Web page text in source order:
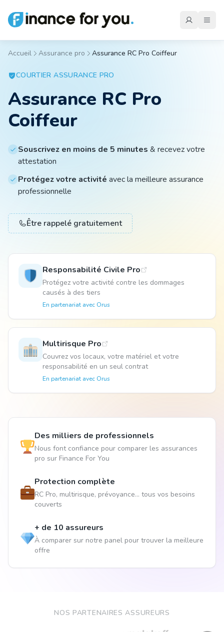
Emprunteur
Moto
Habitation
Animal
Pro
Accueil Assurance pro Assurance RC Pro Coiffeur
COURTIERASSURANCE PRO
Assurance RC Pro
Coiffeur
Souscrivez en moins de 5 minutes & recevez votre
attestation
Protégez votre activité avec la meilleure assurance
professionnelle
Être rappelé gratuitement
Responsabilité Civile Pro
Protégez votre activité contre les dommages
causés à des tiers
En partenariat avecOrus
Multirisque Pro
Couvrez vos locaux, votre matériel et votre
responsabilité en un seul contrat
En partenariat avecOrus
Des milliers de professionnels
Nous font confiance pour comparer les assurances
pro sur Finance For You
Protection complète
RC Pro, multirisque, prévoyance... tous vos besoins
couverts
+ de 10 assureurs
À comparer sur notre panel pour trouver la meilleure
offre
NOS PARTENAIRES ASSUREURS